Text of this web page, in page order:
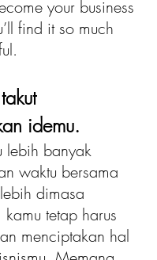
your business
find it so much
idemu.
lebih banyak
waktu bersama
dimasa
tetap harus
menciptakan hal